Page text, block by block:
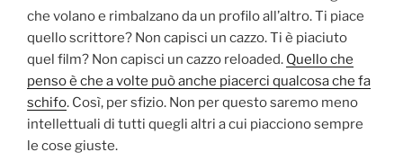
che volano e rimbalzano da un profilo all’altro. Ti piace
quello scrittore? Non capisci un cazzo. Ti è piaciuto
quel film? Non capisci un cazzo reloaded. Quello che
penso è che a volte può anche piacerci qualcosa che fa
schifo. Così, per sfizio. Non per questo saremo meno
intellettuali di tutti quegli altri a cui piacciono sempre
le cose giuste.